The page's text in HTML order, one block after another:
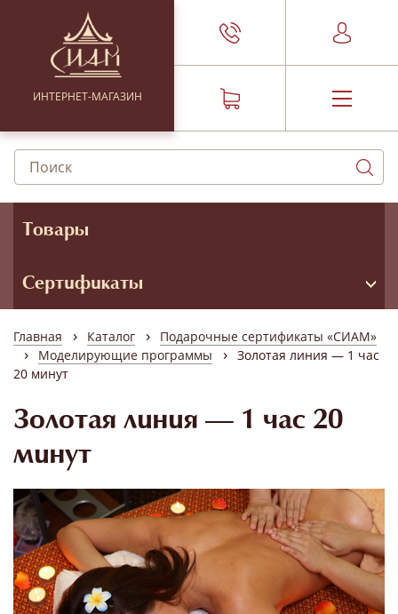
ИНТЕРНЕТ-МАГАЗИН
Товары
Сертификаты
Главная › Каталог › Подарочные сертификаты «СИАМ»
› Моделирующие программы ›
Золотая линия — 1 час
20 минут
Золотая линия — 1 час 20
минут